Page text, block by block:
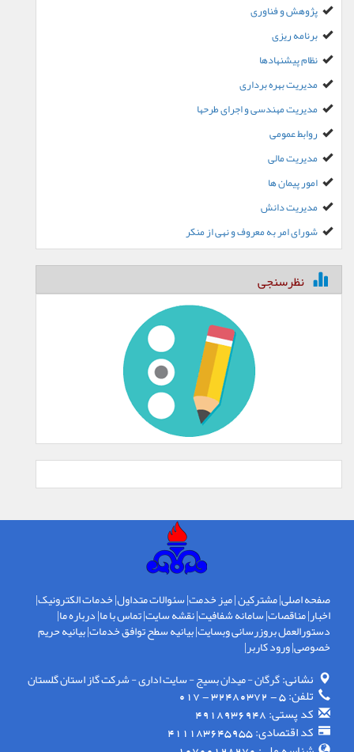
پژوهش و فناوری
برنامه ریزی
نظام پیشنهادها
مدیریت بهره برداری
مدیریت مهندسی و اجرای طرحها
روابط عمومی
مدیریت مالی
امور پیمان ها
مدیریت دانش
شورای امر به معروف و نهی از منکر
نظرسنجی
صفحه اصلی|مشترکین|میز خدمت|سئوالات متداول|خدمات الکترونیک|
اخبار|مناقصات|سامانه شفافیت|نقشه سایت|تماس با ما|درباره ما|
دستورالعمل بروزرسانی وبسایت|بیانیه سطح توافق خدمات|بیانیه حریم
خصوصی|ورود کاربر|
نشانی:گرگان - ميدان بسيج - سايت اداری - شركت گاز استان گلستان
تلفن: 5 - 32480372 - 017
کد پستی: 4918936948
کد اقتصادی: 411183645955